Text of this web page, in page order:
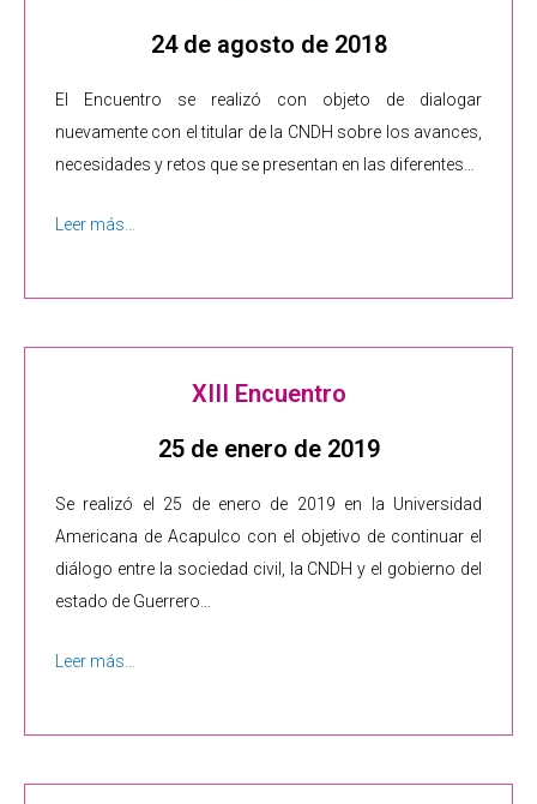
24 de agosto de 2018
El Encuentro se realizó con objeto de dialogar
nuevamente con el titular de la CNDH sobre los avances,
necesidades y retos que se presentan en las diferentes…
Leer más…
XIII Encuentro
25 de enero de 2019
Se realizó el 25 de enero de 2019 en la Universidad
Americana de Acapulco con el objetivo de continuar el
diálogo entre la sociedad civil, la CNDH y el gobierno del
estado de Guerrero…
Leer más…